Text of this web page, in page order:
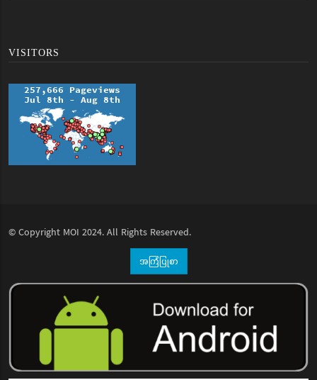
VISITORS
© Copyright MOI 2024. All Rights Reserved.
အကြံပြုစာ